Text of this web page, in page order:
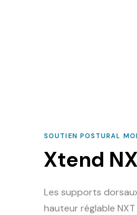
SOUTIEN POSTURAL
Xtend
Les supports
hauteur réglable